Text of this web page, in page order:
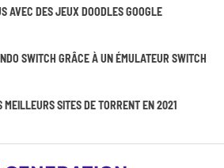
AVEC DES JEUX DOODLES GOOGLE
SWITCH GRÂCE À UN ÉMULATEUR SWITCH
MEILLEURS SITES DE TORRENT EN 2021